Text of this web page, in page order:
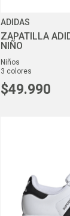
ADIDAS
ZAPATILLA
NIÑO
niños
3 colores
$49.990